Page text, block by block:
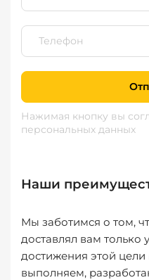
Нажимая кнопку вы
персональных данных
Наши
Мы заботимся о том,
доставлял вам только
достижения этой
выполняем,